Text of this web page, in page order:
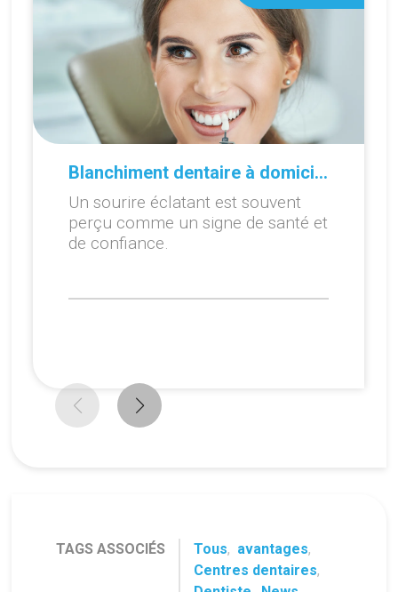
Blanchiment dentaire à domicile ou en cabinet : que choisir ?
Un sourire éclatant est souvent
perçu comme un signe de santé et
de confiance.
TAGS ASSOCIÉS Tous, avantages,
Centres dentaires,